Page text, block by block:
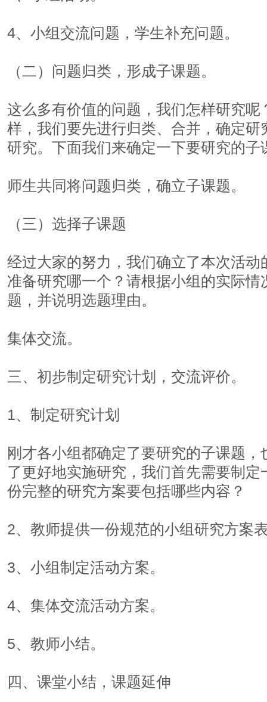
4、小组交流问题，学生补充问题。
（二）问题归类，形成子课题。
这么多有价值的问题，我们怎样研究
样，我们要先进行归类、合并，确定
研究。下面我们来确定一下要研究的子
师生共同将问题归类，确立子课题。
（三）选择子课题
经过大家的努力，我们确立了本次活
准备研究哪一个？请根据小组的实际
题，并说明选题理由。
集体交流。
三、初步制定研究计划，交流评价。
1、制定研究计划
刚才各小组都确定了要研究的子课题
了更好地实施研究，我们首先需要制
份完整的研究方案要包括哪些内容？
2、教师提供一份规范的小组研究方案
3、小组制定活动方案。
4、集体交流活动方案。
5、教师小结。
四、课堂小结，课题延伸